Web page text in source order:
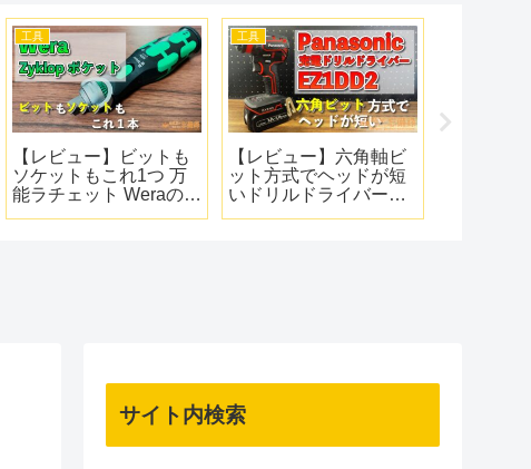
工具
【レビュー】軸が交換
できる アネックスのビ
ット交換式ソケットア
計測器
電気工事に必須の道
具！検電器のおすすめ
と選び方
サイト内検索